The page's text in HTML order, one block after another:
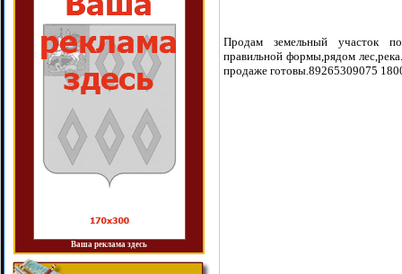
Ваша реклама здесь
Продам земельный участок
правильной формы,рядом
продаже готовы.89265309075